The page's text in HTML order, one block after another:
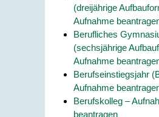
(dreijährige
Aufnahme
Berufliches
(sechsjährige
Aufnahme
Berufseinstiegsjahr
Aufnahme
Berufskolleg –
beantragen